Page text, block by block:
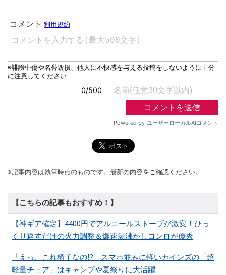
※記事内容は執筆時点のものです。最新の内容をご確認ください。
【こちらの記事もおすすめ！】
【神ギア確定】4400円でアルコールストーブが激変！ひっ
くり返すだけの火力調整＆爆速湯沸かしコンロが優秀
「えっ、これ椅子なの!?」スマホ並みに軽いカインズの「超
軽量チェア」はキャンプや夏祭りに大活躍